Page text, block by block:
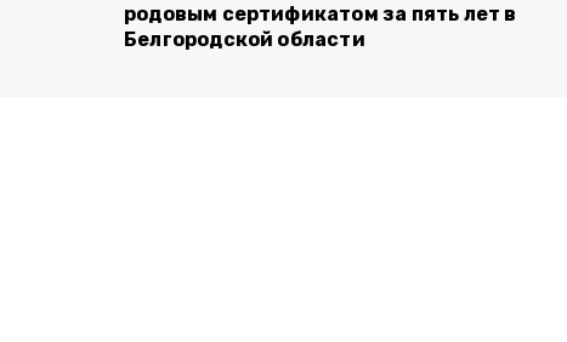
родовым сертификатом за пять лет в
Белгородской области